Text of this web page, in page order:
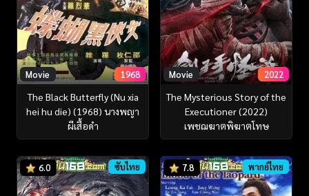
Movie 1968
The Black Butterfly (Nu xia
hei hu die) (1968) นางพญา
ผีเสื้อดำ
Movie 2022
The Mysterious Story of the
Executioner (2022)
เพชฌฆาตพิฆาตโทษ
6.0 ซับไทย 7.8 พากย์ไทย